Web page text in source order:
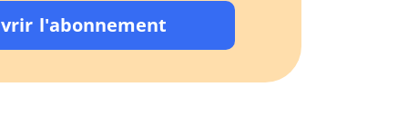
l'abonnement